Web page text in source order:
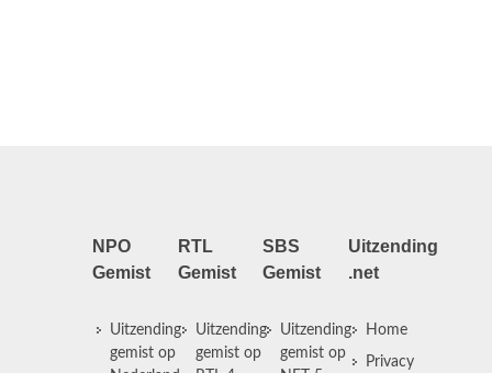
NPO
Gemist
Uitzending
gemist op
RTL
Gemist
Uitzending
gemist op
SBS
Gemist
Uitzending
gemist op
Uitzending
.net
Home
Privacy